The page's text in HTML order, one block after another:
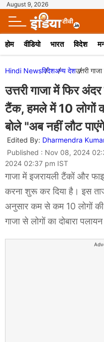
August 9, 2026
होम वीडियो भारत विदेश
Hindi Newsविदेशअन्य देशउत्तरी
उत्तरी गाजा में फिर
टैंक, हमले में 10 लोगों
बोले "अब नहीं लौट
Edited By: Dharmendra
Published : Nov 08, 2024
2024 02:37 pm IST
गाजा में इजरायली टैंकों और
करना शुरू कर दिया है। इस
अनुसार कम से कम 10 लोगों की
गाजा से लोगों का दोबारा